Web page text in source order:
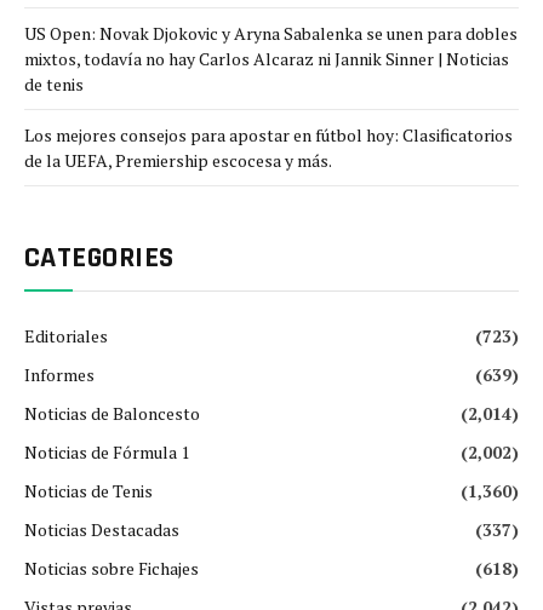
US Open: Novak Djokovic y Aryna Sabalenka se unen para dobles
mixtos, todavía no hay Carlos Alcaraz ni Jannik Sinner | Noticias
de tenis
Los mejores consejos para apostar en fútbol hoy: Clasificatorios
de la UEFA, Premiership escocesa y más.
CATEGORIES
Editoriales
(723)
Informes
(639)
Noticias de Baloncesto
(2,014)
Noticias de Fórmula 1
(2,002)
Noticias de Tenis
(1,360)
Noticias Destacadas
(337)
Noticias sobre Fichajes
(618)